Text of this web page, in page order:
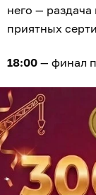
него —
приятных
18:00 — финал